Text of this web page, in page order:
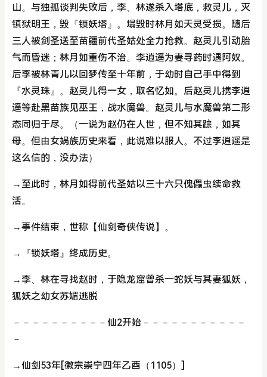
山。与独孤谈判失败后，李、林遂杀入塔底，救灵儿，灭
镇狱明王，毁『锁妖塔』。塌毁时林月如天灵受损。随后
三人被剑圣送至苗疆前代圣姑处全力抢救。赵灵儿引动胎
气而昏迷；林月如重伤不治。李逍遥为妻寻药时遇阿奴。
后李被林青儿以回梦传至十年前，于幼时自己手中得到
『水灵珠』。赵灵儿得一女，取名忆如。后赵灵儿携李逍
遥等赴黑苗族见巫王，战水魔兽。赵灵儿与水魔兽第二形
态同归于尽。（一说为赵仍在人世，但不知其踪，如其
母。但由女娲族历史来看，此说难以服人。不过李逍遥是
这么信的，没办法）
→至此时，林月如得前代圣姑以三十六只傀儡虫续命救
活。
→事件结束，世称【仙剑奇侠传说】。
→『锁妖塔』终成历史。
→李、林在寻找赵时，于隐龙窟曾杀一蛇妖与其妻狐妖，
狐妖之幼女苏媚逃脱
－－－－－－－－－－仙2开始－－－－－－－－－－－
－
→仙剑53年[徽宗崇宁四年乙酉（1105）]